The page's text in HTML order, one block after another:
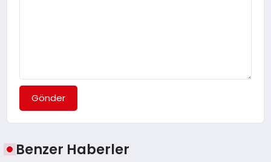
Gönder
Benzer Haberler